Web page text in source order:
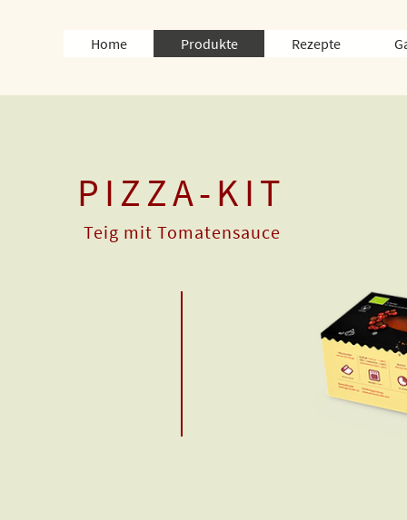
Home Produkte Rezepte
PIZZA-KIT
Teig mit Tomatensauce